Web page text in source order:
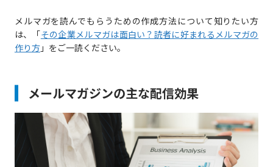
メルマガを読んでもらうための作成方法について知りたい方
は、「その企業メルマガは面白い？読者に好まれるメルマガの
作り方」をご一読ください。
メールマガジンの主な配信効果